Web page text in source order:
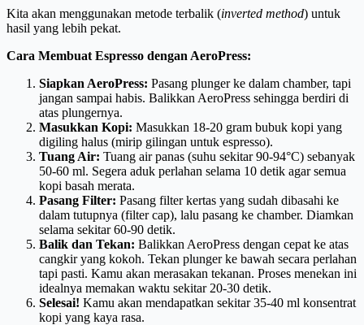
Kita akan menggunakan metode terbalik (inverted method) untuk
hasil yang lebih pekat.
Cara Membuat Espresso dengan AeroPress:
Siapkan AeroPress: Pasang plunger ke dalam chamber, tapi
jangan sampai habis. Balikkan AeroPress sehingga berdiri di
atas plungernya.
Masukkan Kopi: Masukkan 18-20 gram bubuk kopi yang
digiling halus (mirip gilingan untuk espresso).
Tuang Air: Tuang air panas (suhu sekitar 90-94°C) sebanyak
50-60 ml. Segera aduk perlahan selama 10 detik agar semua
kopi basah merata.
Pasang Filter: Pasang filter kertas yang sudah dibasahi ke
dalam tutupnya (filter cap), lalu pasang ke chamber. Diamkan
selama sekitar 60-90 detik.
Balik dan Tekan: Balikkan AeroPress dengan cepat ke atas
cangkir yang kokoh. Tekan plunger ke bawah secara perlahan
tapi pasti. Kamu akan merasakan tekanan. Proses menekan ini
idealnya memakan waktu sekitar 20-30 detik.
Selesai! Kamu akan mendapatkan sekitar 35-40 ml konsentrat
kopi yang kaya rasa.